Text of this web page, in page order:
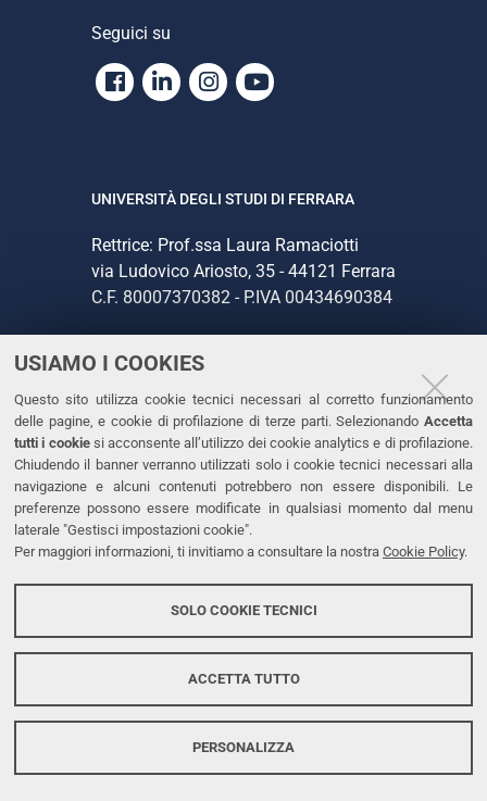
USIAMO I COOKIES
Questo sito utilizza cookie tecnici necessari al corretto funzionamento
delle pagine, e cookie di profilazione di terze parti. Selezionando Accetta
tutti i cookiesi acconsente all’utilizzo dei cookie analytics e di profilazione.
Chiudendo il banner verranno utilizzati solo i cookie tecnici necessari alla
navigazione e alcuni contenuti potrebbero non essere disponibili. Le
preferenze possono essere modificate in qualsiasi momento dal menu
laterale "Gestisci impostazioni cookie".
Per maggiori informazioni, ti invitiamo a consultare la nostra Cookie Policy.
SOLO COOKIE TECNICI
ACCETTA TUTTO
PERSONALIZZA
Seguici su
Facebook
LinkedinInstagram
Youtube
UNIVERSITÀ DEGLI STUDI DI FERRARA
Rettrice: Prof.ssa Laura Ramaciotti
via Ludovico Ariosto, 35 - 44121 Ferrara
C.F. 80007370382 - P.IVA 00434690384
CONTATTI
Tel. +39 0532 293111
Fax. +39 0532 293031
PEC
LINKS
Dichiarazione di accessibilità
Protezione dati personali